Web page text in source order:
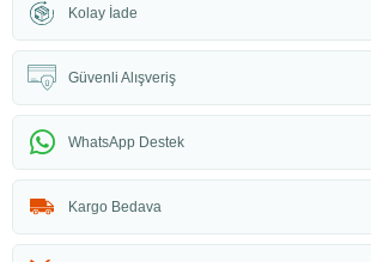
Kolay İade
Güvenli Alışveriş
WhatsApp Destek
Kargo Bedava